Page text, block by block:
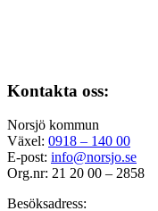
Kontakta oss:
Norsjö kommun
Växel: 0918 – 140 00
E-post: info@norsjo.se
Org.nr: 21 20 00 – 2858
Besöksadress: